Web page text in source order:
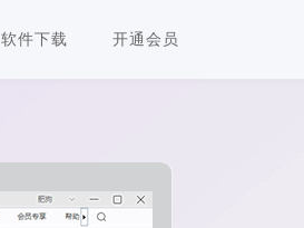
软件下载 开通会员